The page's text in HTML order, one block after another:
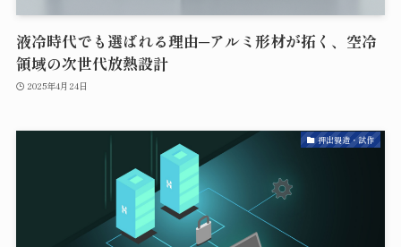
液冷時代でも選ばれる理由─アルミ形材が拓く、空冷
領域の次世代放熱設計
2025年4月24日
押出製造・試作